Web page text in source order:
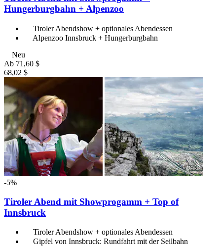
Hungerburgbahn + Alpenzoo
Tiroler Abendshow + optionales Abendessen
Alpenzoo Innsbruck + Hungerburgbahn
Neu
Ab 71,60 $
68,02 $
-5%
Tiroler Abend mit Showprogamm + Top of
Innsbruck
Tiroler Abendshow + optionales Abendessen
Gipfel von Innsbruck: Rundfahrt mit der Seilbahn